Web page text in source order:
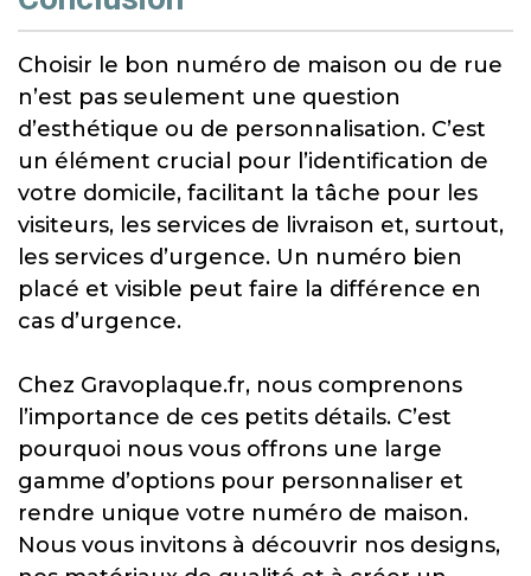
Choisir le bon numéro de maison ou de rue
n’est pas seulement une question
d’esthétique ou de personnalisation. C’est
un élément crucial pour l’identification de
votre domicile, facilitant la tâche pour les
visiteurs, les services de livraison et, surtout,
les services d’urgence. Un numéro bien
placé et visible peut faire la différence en
cas d’urgence.
Chez Gravoplaque.fr, nous comprenons
l’importance de ces petits détails. C’est
pourquoi nous vous offrons une large
gamme d’options pour personnaliser et
rendre unique votre numéro de maison.
Nous vous invitons à découvrir nos designs,